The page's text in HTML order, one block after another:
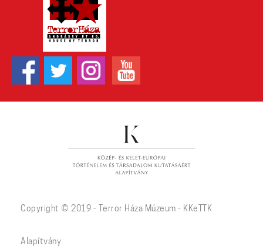
Copyright © 2019 - Terror Háza Múzeum - KKeTTK
Alapítvány